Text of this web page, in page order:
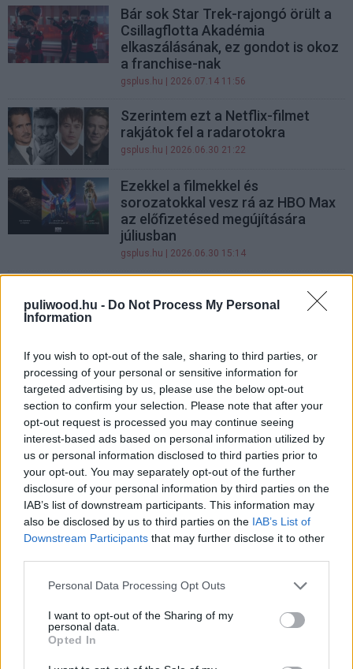
puliwood.hu - Do Not Process My Personal
Information
If you wish to opt-out of the sale, sharing to third parties, or
processing of your personal or sensitive information for
targeted advertising by us, please use the below opt-out
section to confirm your selection. Please note that after your
opt-out request is processed you may continue seeing
interest-based ads based on personal information utilized by
us or personal information disclosed to third parties prior to
your opt-out. You may separately opt-out of the further
disclosure of your personal information by third parties on the
IAB’s list of downstream participants. This information may
also be disclosed by us to third parties on the IAB’s List of
Downstream Participants that may further disclose it to other
Please note that this website/app uses one or more Google
not limited to your visit or usage behaviour. You may click to
grant or deny consent to Google and its third-party tags to
use your data for below specified purposes in below Google
consent section.
Personal Data Processing Opt Outs
I want to opt-out of the Sharing of my
personal data.
Opted In
Bár sok Star Trek-rajongó örült a
Csillagflotta Akadémia
elkaszálásának, ez gondot is okoz
a franchise-nak
gsplus.hu | 2026.07.14 11:56
Szerintem ezt a Netflix-filmet
rakjátok fel a radarotokra
gsplus.hu | 2026.06.30 21:22
Ezekkel a filmekkel és
sorozatokkal vesz rá az HBO Max
az előfizetésed megújítására
júliusban
gsplus.hu | 2026.06.30 15:14
megnézheted a hátborzongató
A Paramount videójátékokat akar
Taylor Sheridan sorozataiból
gsplus.hu| 2026.06.09 14:52
Henry Cavill újra kémkedni fog,
csak most Kevin Hart oldalán
gsplus.hu| 2026.06.09 08:03
Sydney Sweeney lesz az
Álmosvölgy legendája új
változatának a főszereplője
gsplus.hu| 2026.06.04 09:45
Az AI feltámasztaná Stan Lee-t,
de nem mindenki örülne, ha így
térne vissza a legenda arca és
gsplus.hu | 2026.05.29 20:05